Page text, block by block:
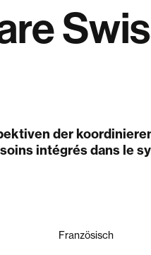
der
intégrés dans le
Französisch